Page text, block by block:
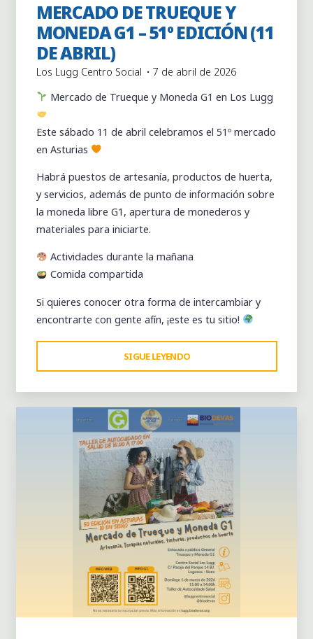
Actividades Actividades puntuales
MERCADO DE TRUEQUE Y
MONEDA G1 – 51º EDICIÓN (11
DE ABRIL)
Los Lugg Centro Social
7 de abril de 2026
Mercado de Trueque y Moneda G1 en Los Lugg
Este sábado 11 de abril celebramos el 51º mercado
en Asturias
Habrá puestos de artesanía, productos de huerta,
y servicios, además de punto de información sobre
la moneda libre G1, apertura de monederos y
materiales para iniciarte.
Actividades durante la mañana
Comida compartida
Si quieres conocer otra forma de intercambiar y
encontrarte con gente afín, ¡este es tu sitio!
SIGUE LEYENDO
DE
TRUEQUE
Y
MONEDA
G1
–
51º
EDICIÓN
(11
DE
ABRIL)"
Dejar un comentario